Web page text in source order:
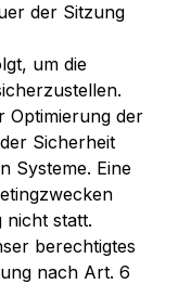
der Sitzung
um die
Optimierung der
Sicherheit
Systeme. Eine
nicht statt.
berechtigtes
nach Art. 6